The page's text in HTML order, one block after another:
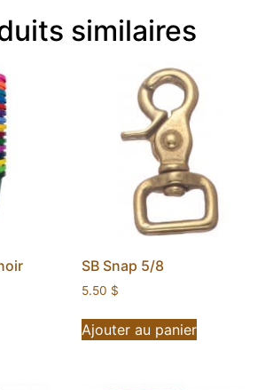
similaires
SB Snap 5/8
5.50 $
Ajouter au panier